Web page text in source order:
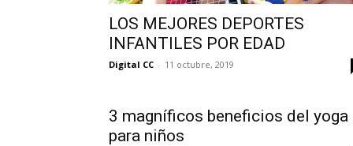
LOS MEJORES DEPORTES
INFANTILES POR EDAD
Digital CC - 11 octubre, 2019
3 magníficos beneficios del yoga
para niños